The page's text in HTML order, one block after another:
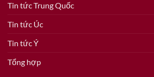
Tin tức Trung Quốc
Tin tức Úc
Tin tức Ý
Tổng hợp